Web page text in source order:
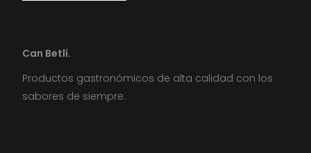
Can Betlí.
Productos gastronómicos de alta calidad con los
sabores de siempre.